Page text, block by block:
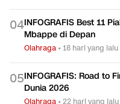
04INFOGRAFIS Best 11
Mbappe di Depan
Olahraga •18 hari yang lalu
05INFOGRAFIS: Road to
Dunia 2026
Olahraga •22 hari yang lalu